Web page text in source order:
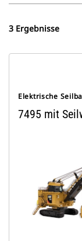
3 Ergebnisse
Elektrische
7495 mit